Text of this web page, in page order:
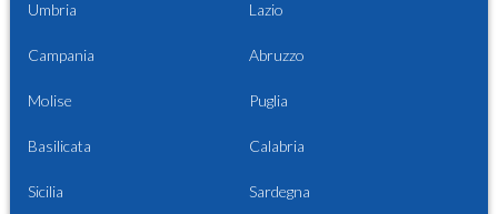
Umbria Lazio
Campania Abruzzo
Molise Puglia
Basilicata Calabria
Sicilia Sardegna